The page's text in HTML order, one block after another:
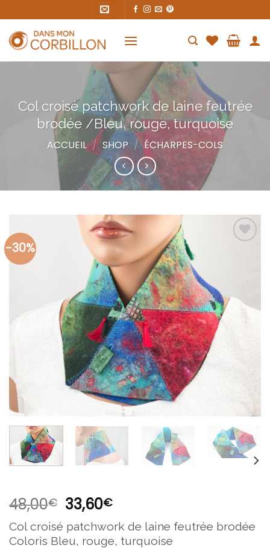
to
content
Col croisé patchwork de laine feutrée
brodée /Bleu, rouge, turquoise
ACCUEIL / SHOP / ÉCHARPES-COLS
-30%
48,00€ 33,60€
Col croisé patchwork de laine feutrée brodée
Coloris Bleu, rouge, turquoise